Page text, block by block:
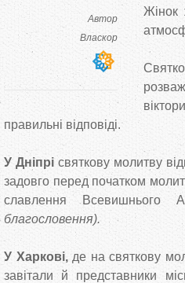
Автор
Власкор
Жінок
правильні відповіді.
У Дніпрісвяткову молитву
задовго перед початком
славлення
благословення).
У Харкові,де на святкову
завітали й представники